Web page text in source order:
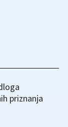
priznanja